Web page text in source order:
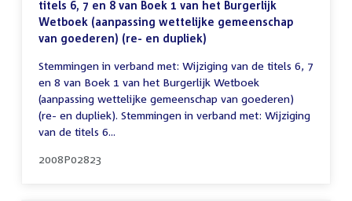
titels 6, 7 en 8 van Boek 1 van het Burgerlijk
Wetboek (aanpassing wettelijke gemeenschap
van goederen) (re- en dupliek)
Stemmingen in verband met: Wijziging van de titels 6, 7
en 8 van Boek 1 van het Burgerlijk Wetboek
(aanpassing wettelijke gemeenschap van goederen)
(re- en dupliek). Stemmingen in verband met: Wijziging
van de titels 6...
2008P02823